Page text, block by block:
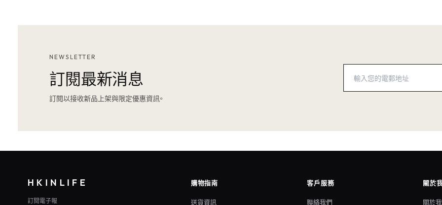
NEWSLETTER
訂閱最新消息
訂閱以接收新品上架與限定優惠資訊。
HKINLIFE
訂閱電子報
購物指南
送貨資訊
客戶服務
聯絡我們
關於
關於